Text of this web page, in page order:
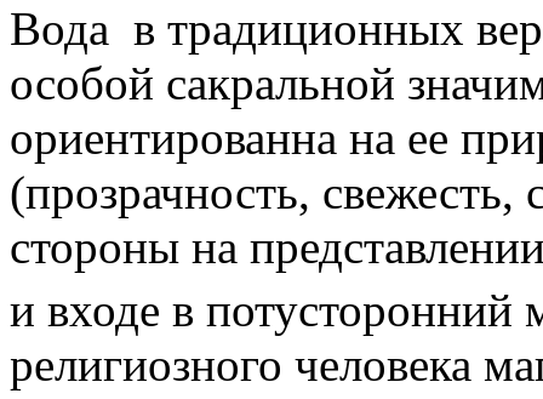
Вода в традиционных
особой сакральной
ориентированна на ее
(прозрачность,
стороны на
и входе в потусторонний
религиозного человека